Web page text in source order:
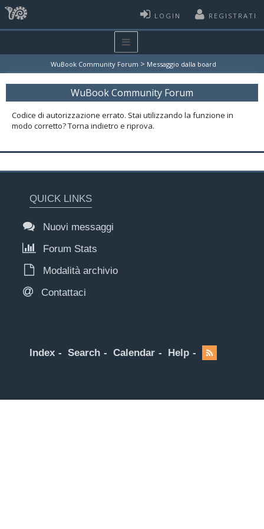
LOGIN REGISTRATI
WuBook Community Forum > Messaggio dalla board
WuBook Community Forum
Codice di autorizzazione errato. Stai utilizzando la funzione in
modo corretto? Torna indietro e riprova.
QUICK LINKS
Nuovi messaggi
Forum Stats
Modalità archivio
Contattaci
Index Search Calendar Help